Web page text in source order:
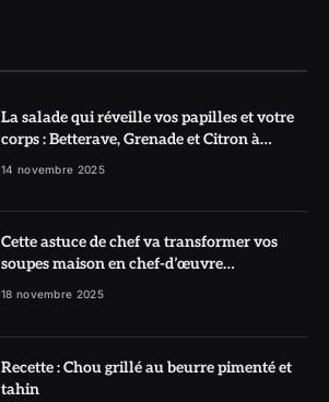
La salade qui réveille vos papilles et votre
corps : Betterave, Grenade et Citron à
l’honneur
14 novembre 2025
Cette astuce de chef va transformer vos
soupes maison en chef-d’œuvre
réconfortant
18 novembre 2025
Recette : Chou grillé au beurre pimenté et
tahin